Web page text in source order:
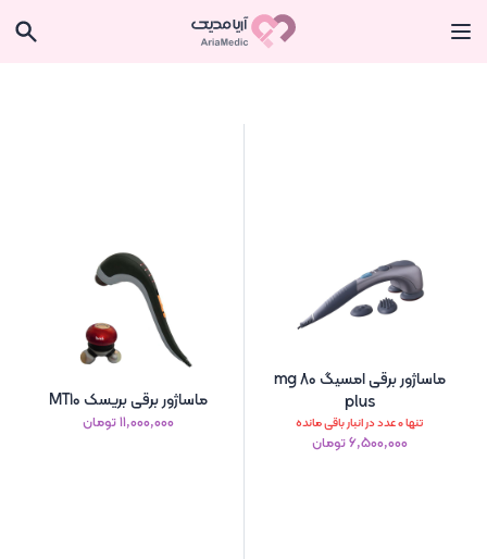
ماساژور برقی امسیگ mg 80
plus
تنها 0 عدد در انبار باقی مانده
۶٬۵۰۰٬۰۰۰ تومان
ماساژور برقی بریسک MT10
۱۱٬۰۰۰٬۰۰۰ تومان